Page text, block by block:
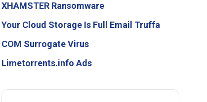
XHAMSTER Ransomware
Your Cloud Storage Is Full Email Truffa
COM Surrogate Virus
Limetorrents.info Ads